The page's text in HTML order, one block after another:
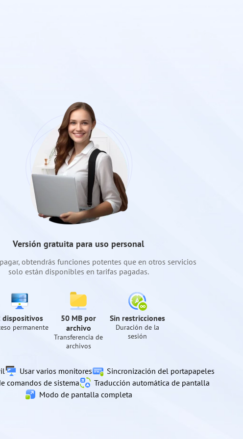
Versión gratuita para uso personal
obtendrás funciones potentes que en otros servicios
solo están disponibles en tarifas pagadas.
dispositivos
permanente
50 MB por
archivo
Transferencia de
archivos
Sin restricciones
Duración de la
sesión
Usar varios monitores
Sincronización del portapapeles
comandos de sistema
Traducción automática de pantalla
Modo de pantalla completa